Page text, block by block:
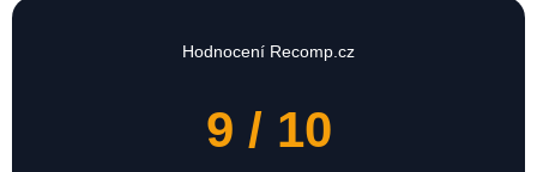
Hodnocení Recomp.cz
9 / 10